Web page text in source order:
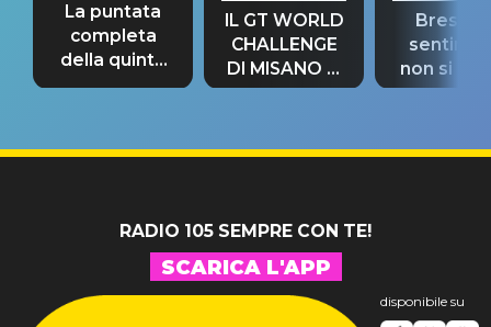
La puntata
completa
della quinta
tappa
IL GT WORLD
CHALLENGE
DI MISANO si
riconferma
Bresh:
non si
fino alla
RADIO 105 SEMPRE CON TE!
SCARICA L'APP
disponibile su